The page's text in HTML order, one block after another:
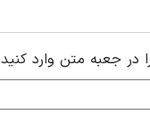
در جعبه متن وارد کنید